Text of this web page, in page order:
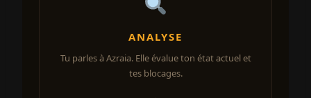
ANALYSE
Tu parles à Azraia. Elle évalue ton état actuel et
tes blocages.